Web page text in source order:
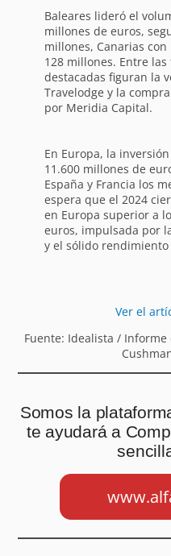
Baleares lideró el
millones de euros,
millones, Canarias
128 millones. Entre
destacadas figuran la
Travelodge y la
por Meridia Capital.
En Europa, la
11.600 millones de
España y Francia los
espera que el 2024
en Europa superior a
euros, impulsada por
y el sólido
Ver el
Fuente: Idealista / Informe
Somos la
te ayudará a